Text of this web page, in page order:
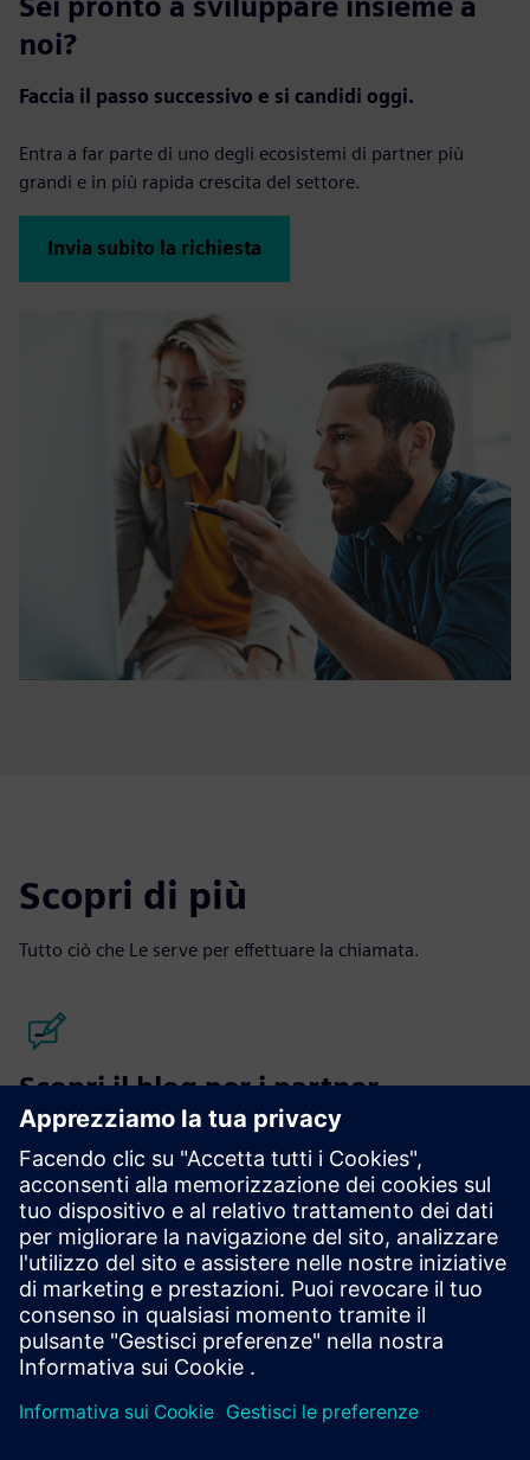
noi?
Faccia il passo successivo e si candidi oggi.
Entra a far parte di uno degli ecosistemi di partner più
grandi e in più rapida crescita del settore.
Invia subito la richiesta
Scopri di più
Tutto ciò che Le serve per effettuare la chiamata.
Scopri il blog per i partner
Guarda cosa stanno costruendo i partner. Storie,
approfondimenti e aggiornamenti da tutto l'ecosistema dei
partner Siemens.
Leggi le storie dei partner
Ricerca partner
tutto il mondo, organizzati per sede, prodotto e